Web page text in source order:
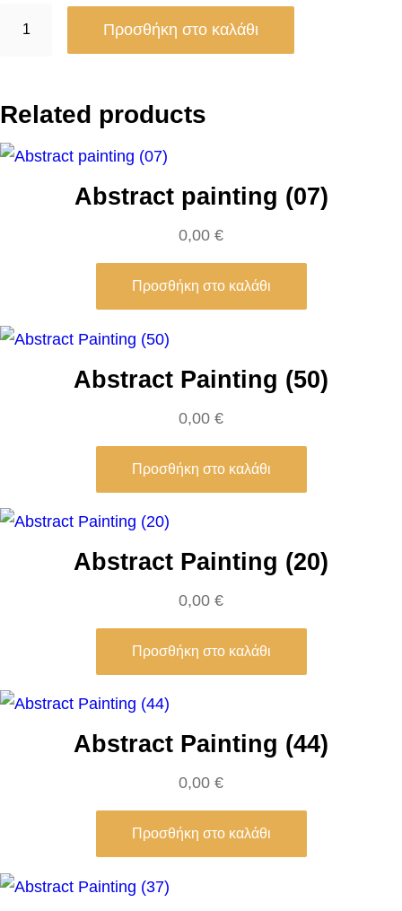
r
P
l
0
ό
Προσθήκη στο καλάθι
Related products
Abstract painting (07)
0,00 €
Προσθήκη στο καλάθι
Abstract Painting (50)
0,00 €
Προσθήκη στο καλάθι
Abstract Painting (20)
0,00 €
Προσθήκη στο καλάθι
Abstract Painting (44)
0,00 €
Προσθήκη στο καλάθι